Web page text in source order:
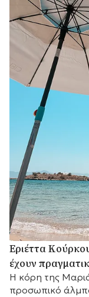
Εριέττα
έχουν
Η κόρη της
προσωπικό